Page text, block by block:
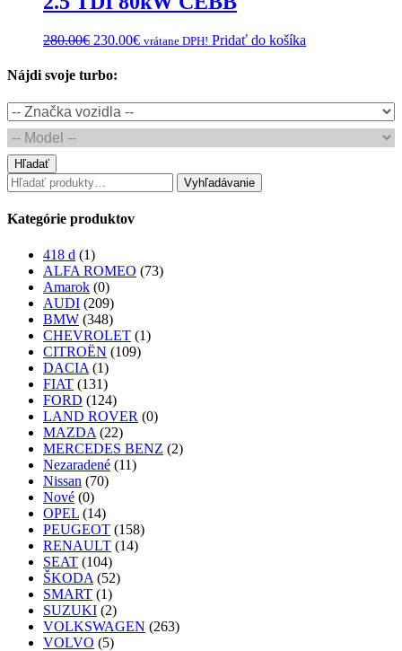
280.00€ Original
was:
230.00€Current
vrátane DPH! Pridať do košíka
Nájdi svoje turbo:
Hľadať
Hľadať: Vyhľadávanie
Kategórie produktov
418 d (1)
ALFA ROMEO (73)
Amarok (0)
AUDI (209)
BMW (348)
CHEVROLET (1)
CITROËN (109)
DACIA (1)
FIAT (131)
FORD (124)
LAND ROVER (0)
MAZDA (22)
MERCEDES BENZ (2)
Nezaradené (11)
Nissan (70)
Nové (0)
OPEL (14)
PEUGEOT (158)
RENAULT (14)
SEAT (104)
ŠKODA (52)
SMART (1)
SUZUKI (2)
VOLKSWAGEN (263)
VOLVO (5)